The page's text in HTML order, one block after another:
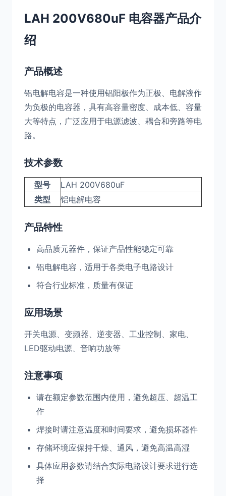
LAH 200V680uF 电容器产品介
绍
产品概述
铝电解电容是一种使用铝阳极作为正极、电解液作
为负极的电容器，具有高容量密度、成本低、容量
大等特点，广泛应用于电源滤波、耦合和旁路等电
路。
技术参数
型号
LAH 200V680uF
类型
铝电解电容
产品特性
高品质元器件，保证产品性能稳定可靠
铝电解电容，适用于各类电子电路设计
符合行业标准，质量有保证
应用场景
开关电源、变频器、逆变器、工业控制、家电、
LED驱动电源、音响功放等
注意事项
请在额定参数范围内使用，避免超压、超温工
作
焊接时请注意温度和时间要求，避免损坏器件
存储环境应保持干燥、通风，避免高温高湿
具体应用参数请结合实际电路设计要求进行选
择